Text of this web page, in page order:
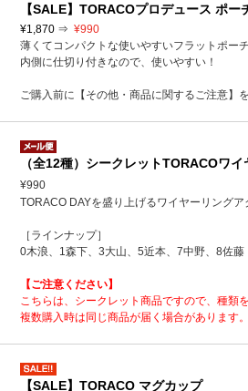
【SALE】TORACOプロデュース ポー
¥1,870 ⇒ ¥990
薄くてコンパクトな使いやすいフラットポーチ
内側に仕切り付きなので、使いやすい！
ご購入前に【その他・商品に関するご注意】
（全12種）シークレットTORACOワ
¥990
TORACO DAYを盛り上げるワイヤーリングア
［ラインナップ］
0木浪、1森下、3大山、5近本、7中野、8佐
【ご注意ください】
こちらは、シークレット商品ですので、種類
複数購入時は同じ商品が届く場合があります
【SALE】TORACO マグカップ